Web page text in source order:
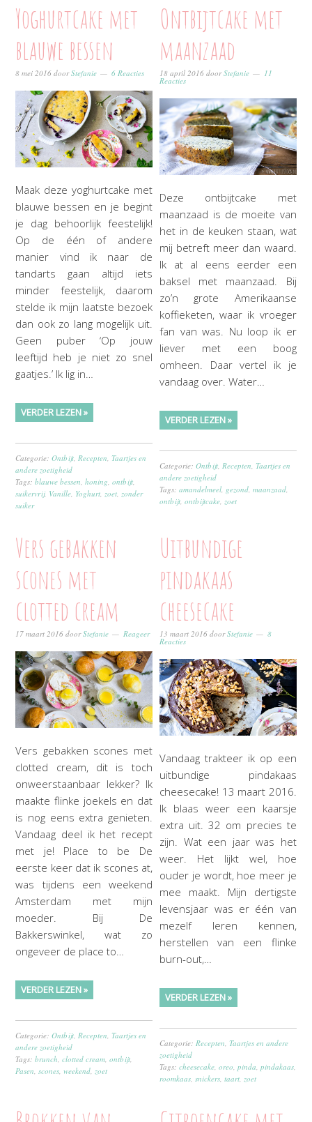
Yoghurtcake met
blauwe bessen
8 mei 2016 doorStefanie 6 Reacties
Maak deze yoghurtcake met
blauwe bessen en je begint
je dag behoorlijk feestelijk!
Op de één of andere
manier vind ik naar de
tandarts gaan altijd iets
minder feestelijk, daarom
stelde ik mijn laatste bezoek
dan ook zo lang mogelijk uit.
Geen puber ‘Op jouw
leeftijd heb je niet zo snel
gaatjes.’ Ik lig in…
VERDER LEZEN »
Categorie:Ontbijt,Recepten,Taartjes en
andere zoetigheid
Tags:blauwe bessen,honing,ontbijt,
suikervrij, Vanille, Yoghurt,zoet,zonder
suiker
Ontbijtcake met
maanzaad
18 april 2016 doorStefanie 11
Reacties
Deze ontbijtcake met
maanzaad is de moeite van
het in de keuken staan, wat
mij betreft meer dan waard.
Ik at al eens eerder een
baksel met maanzaad. Bij
zo’n grote Amerikaanse
koffieketen, waar ik vroeger
fan van was. Nu loop ik er
liever met een boog
omheen. Daar vertel ik je
vandaag over. Water…
VERDER LEZEN »
Categorie:Ontbijt,Recepten,Taartjes en
andere zoetigheid
Tags:amandelmeel, gezond,maanzaad,
ontbijt,ontbijtcake,zoet
Vers gebakken
scones met
clotted cream
17 maart 2016 doorStefanie Reageer
Vers gebakken scones met
clotted cream, dit is toch
onweerstaanbaar lekker? Ik
maakte flinke joekels en dat
is nog eens extra genieten.
Vandaag deel ik het recept
met je! Place to be De
eerste keer dat ik scones at,
was tijdens een weekend
Amsterdam met mijn
moeder. Bij De
Bakkerswinkel, wat zo
ongeveer de place to…
VERDER LEZEN »
Categorie:Ontbijt,Recepten,Taartjes en
andere zoetigheid
Tags:brunch,clotted cream,ontbijt,
Pasen,scones,weekend,zoet
Uitbundige
pindakaas
cheesecake
13 maart 2016 doorStefanie 8
Reacties
Vandaag trakteer ik op een
uitbundige pindakaas
cheesecake! 13 maart 2016.
Ik blaas weer een kaarsje
extra uit. 32 om precies te
zijn. Wat een jaar was het
weer. Het lijkt wel, hoe
ouder je wordt, hoe meer je
mee maakt. Mijn dertigste
levensjaar was er één van
mezelf leren kennen,
herstellen van een flinke
burn-out,…
VERDER LEZEN »
Categorie:Recepten,Taartjes en andere
zoetigheid
Tags:cheesecake,oreo,pinda,pindakaas,
roomkaas,snickers,taart,zoet